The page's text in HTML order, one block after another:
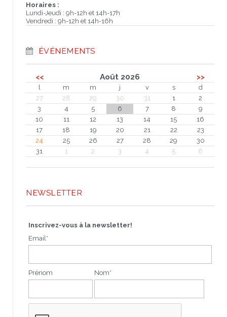
Horaires :
Lundi-Jeudi : 9h-12h et 14h-17h
Vendredi : 9h-12h et 14h-16h
ÉVÉNEMENTS
<< Août 2026 >>
m m j v s
d
27
28 29 30 31 1
2
3
4 5 6 7 8
9
10
11 12 13 14 15
16
17
18 19 20 21 22
23
24
25 26 27 28 29
30
31
1 2 3 4 5 6
NEWSLETTER
Inscrivez-vous à la newsletter!
Email*
Prénom Nom*